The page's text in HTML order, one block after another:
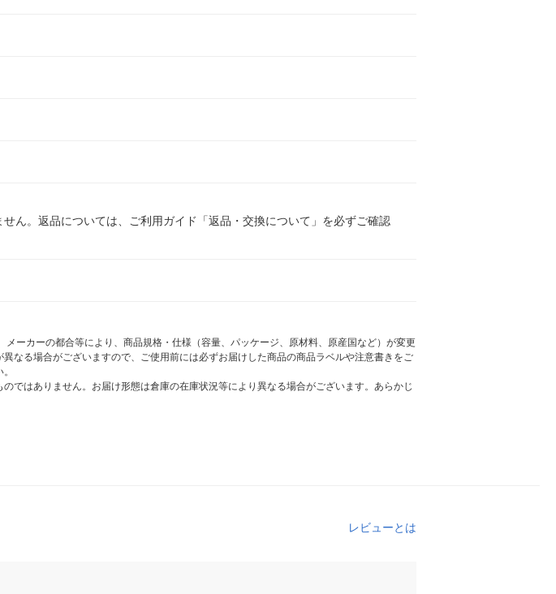
ん。返品については、ご利用ガイド「返品・交換について」を必ずご確認
ーカーの都合等により、商品規格・仕様（容量、パッケージ、原材料、原産国など）が変更
なる場合がございますので、ご使用前には必ずお届けした商品の商品ラベルや注意書きをご
ではありません。お届け形態は倉庫の在庫状況等により異なる場合がございます。あらかじ
レビューとは